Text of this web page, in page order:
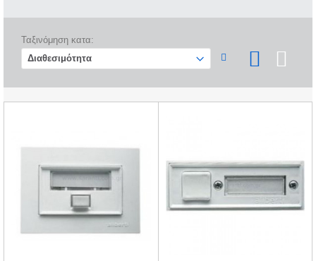
Ταξινόμηση κατα: